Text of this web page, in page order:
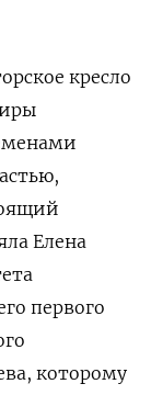
кресло
Елена
первого
которому